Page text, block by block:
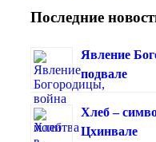
Последние
Явление
подвале
Хлеб –
Цхинвале